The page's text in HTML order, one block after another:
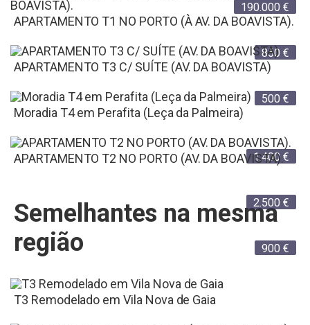
190.000 €
850 €
APARTAMENTO T1 NO PORTO (À AV. DA BOAVISTA).
500 €
APARTAMENTO T3 C/ SUÍTE (AV. DA BOAVISTA)
1.400 €
Moradia T4 em Perafita (Leça da Palmeira)
2.500 €
APARTAMENTO T2 NO PORTO (AV. DA BOAVISTA).
900 €
Semelhantes na mesma
região
T3 Remodelado em Vila Nova de Gaia